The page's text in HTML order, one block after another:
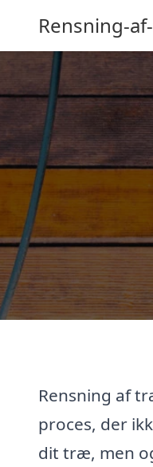
Rensning-
Rensning af
proces, der
dit træ, men